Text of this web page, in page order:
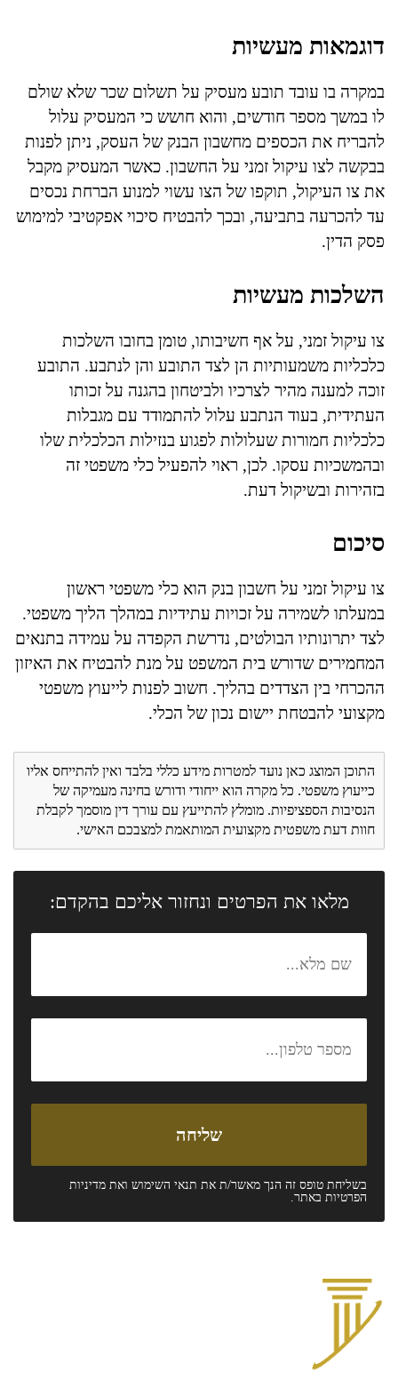
דוגמאות מעשיות
במקרה בו עובד תובע מעסיק על תשלום שכר שלא שולם
לו במשך מספר חודשים, והוא חושש כי המעסיק עלול
להבריח את הכספים מחשבון הבנק של העסק, ניתן לפנות
בבקשה לצו עיקול זמני על החשבון. כאשר המעסיק מקבל
את צו העיקול, תוקפו של הצו עשוי למנוע הברחת נכסים
עד להכרעה בתביעה, ובכך להבטיח סיכוי אפקטיבי למימוש
פסק הדין.
השלכות מעשיות
צו עיקול זמני, על אף חשיבותו, טומן בחובו השלכות
כלכליות משמעותיות הן לצד התובע והן לנתבע. התובע
זוכה למענה מהיר לצרכיו ולביטחון בהגנה על זכותו
העתידית, בעוד הנתבע עלול להתמודד עם מגבלות
כלכליות חמורות שעלולות לפגוע בנזילות הכלכלית שלו
ובהמשכיות עסקו. לכן, ראוי להפעיל כלי משפטי זה
בזהירות ובשיקול דעת.
סיכום
צו עיקול זמני על חשבון בנק הוא כלי משפטי ראשון
במעלתו לשמירה על זכויות עתידיות במהלך הליך משפטי.
לצד יתרונותיו הבולטים, נדרשת הקפדה על עמידה בתנאים
המחמירים שדורש בית המשפט על מנת להבטיח את האיזון
ההכרחי בין הצדדים בהליך. חשוב לפנות לייעוץ משפטי
מקצועי להבטחת יישום נכון של הכלי.
התוכן המוצג כאן נועד למטרות מידע כללי בלבד ואין להתייחס אליו
כייעוץ משפטי. כל מקרה הוא ייחודי ודורש בחינה מעמיקה של
הנסיבות הספציפיות. מומלץ להתייעץ עם עורך דין מוסמך לקבלת
חוות דעת משפטית מקצועית המותאמת למצבכם האישי.
מלאו את הפרטים ונחזור אליכם בהקדם:
בשליחת טופס זה הנך מאשר/ת את תנאי השימוש ואת מדיניות
הפרטיות באתר.